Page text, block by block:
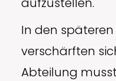
In den späteren
verschärften
Abteilung